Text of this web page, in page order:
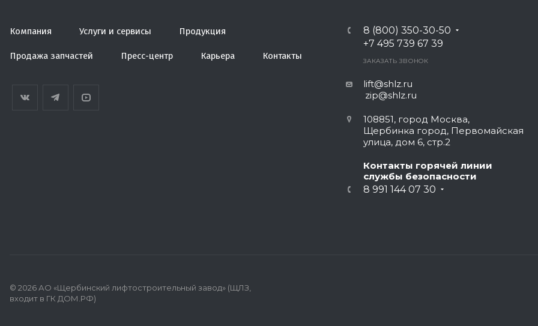
Компания Услуги и сервисы Продукция
Продажа запчастей Пресс-центр Карьера Контакты
8 (800) 350-30-50
+7 495 739 67 39
ЗАКАЗАТЬ ЗВОНОК
lift@shlz.ru
zip@shlz.ru
108851, город Москва,
Щербинка город, Первомайская
улица, дом 6, стр.2
Контакты горячей линии
службы безопасности
8 991 144 07 30
© 2026 АО «Щербинский лифтостроительный завод» (ЩЛЗ,
входит в ГК ДОМ.РФ)